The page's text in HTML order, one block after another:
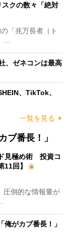
クの数々「絶対
「兆万長者（ト
…
、ゼネコンは最高
、TikTok、
一覧を見る
ブ番長！」
見極め術 投資コ
11回】
圧倒的な情報量が
がカブ番長！」